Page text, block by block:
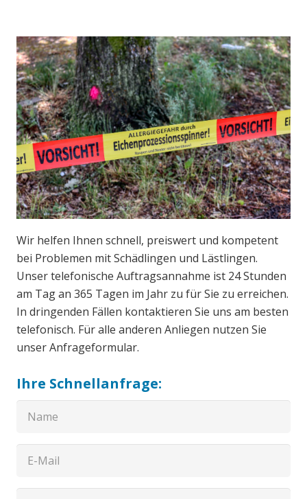
Wir helfen Ihnen schnell, preiswert und kompetent
bei Problemen mit Schädlingen und Lästlingen.
Unser telefonische Auftragsannahme ist 24 Stunden
am Tag an 365 Tagen im Jahr zu für Sie zu erreichen.
In dringenden Fällen kontaktieren Sie uns am besten
telefonisch. Für alle anderen Anliegen nutzen Sie
unser Anfrageformular.
Ihre Schnellanfrage: